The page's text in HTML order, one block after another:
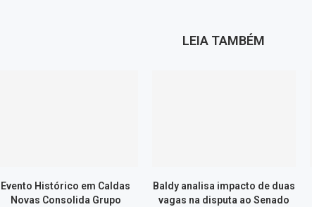
LEIA TAMBÉM
Evento Histórico em Caldas
Novas Consolida Grupo
Baldy analisa impacto de duas
vagas na disputa ao Senado